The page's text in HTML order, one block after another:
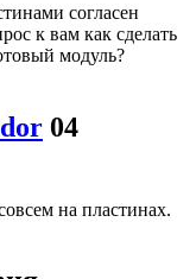
согласен
к вам как сделать
модуль?
04
на пластинах.